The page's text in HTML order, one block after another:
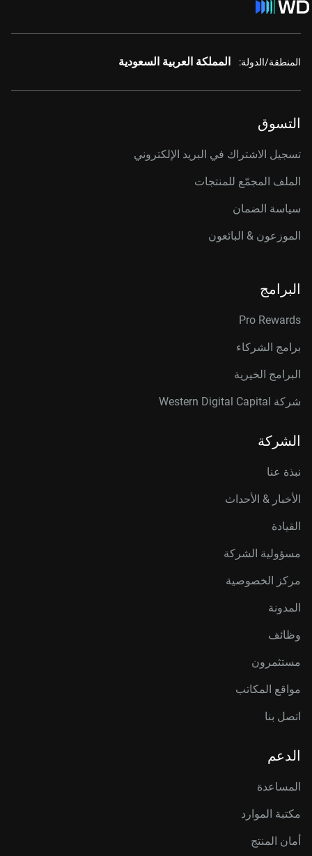
المنطقة/الدولة: المملكة العربية السعودية
التسوق
تسجيل الاشتراك في البريد الإلكتروني
الملف المجمّع للمنتجات
سياسة الضمان
الموزعون & البائعون
البرامج
Pro Rewards
برامج الشركاء
البرامج الخيرية
شركة Western Digital Capital
الشركة
نبذة عنا
الأخبار & الأحداث
القيادة
مسؤولية الشركة
مركز الخصوصية
المدونة
وظائف
مستثمرون
مواقع المكاتب
اتصل بنا
الدعم
المساعدة
مكتبة الموارد
أمان المنتج